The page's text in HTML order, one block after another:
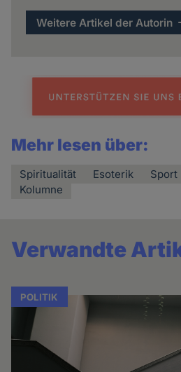
Weitere Artikel der Autorin
Mehr lesen über:
Spiritualität Esoterik Sport
Kolumne
Verwandte
POLITIK